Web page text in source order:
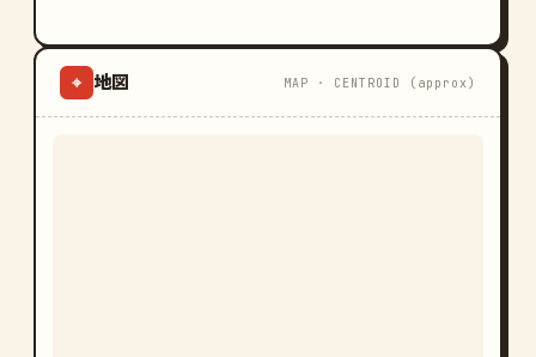
⌖ 地図 MAP · CENTROID (approx)